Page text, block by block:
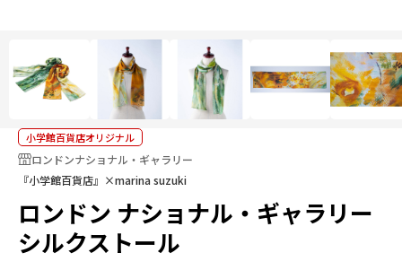
小学館百貨店オリジナル
ロンドンナショナル・ギャラリー
『小学館百貨店』×marina suzuki
ロンドン ナショナル・ギャラリー
シルクストール